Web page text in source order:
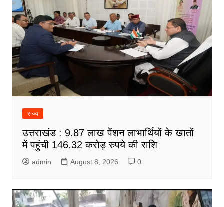
राज्य
उत्तराखंड : 9.87 लाख पेंशन लाभार्थियों के खातों
में पहुंची 146.32 करोड़ रुपये की राशि
admin August 8, 2026 0